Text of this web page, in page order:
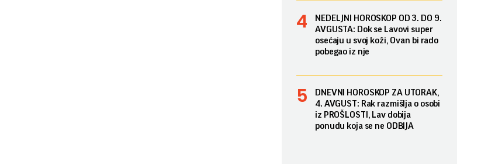
NEDELJNI HOROSKOP OD 3. DO 9.
AVGUSTA: Dok se Lavovi super
osećaju u svoj koži, Ovan bi rado
pobegao iz nje
DNEVNI HOROSKOP ZA UTORAK,
4. AVGUST: Rak razmišlja o osobi
iz PROŠLOSTI, Lav dobija
ponudu koja se ne ODBIJA